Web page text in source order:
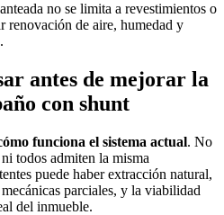
no se limita a revestimientos o
renovación de aire, humedad y
antes de mejorar la
con shunt
funciona el sistema actual. No
todos admiten la misma
puede haber extracción natural,
parciales, y la viabilidad
del inmueble.